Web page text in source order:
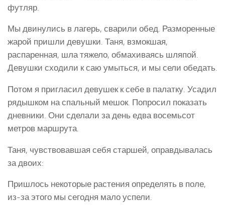
футляр.
Мы двинулись в лагерь, сварили обед. Разморенные
жарой пришли девушки. Таня, взмокшая,
распаренная, шла тяжело, обмахиваясь шляпой.
Девушки сходили к саю умыться, и мы сели обедать.
Потом я пригласил девушек к себе в палатку. Усадил
рядышком на спальный мешок. Попросил показать
дневники. Они сделали за день едва восемьсот
метров маршрута.
Таня, чувствовавшая себя старшей, оправдывалась
за двоих:
Пришлось некоторые растения определять в поле,
из-за этого мы сегодня мало успели.